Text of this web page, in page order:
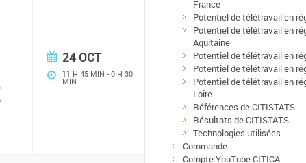
24 OCT
11 H 45 MIN - 0 H 30
MIN
France
Potentiel de télétravail en
Potentiel de télétravail en
Aquitaine
Potentiel de télétravail en
Potentiel de télétravail en
Potentiel de télétravail en
Loire
Références de CITISTATS
Résultats de CITISTATS
Technologies utilisées
Commande
Compte YouTube CITICA